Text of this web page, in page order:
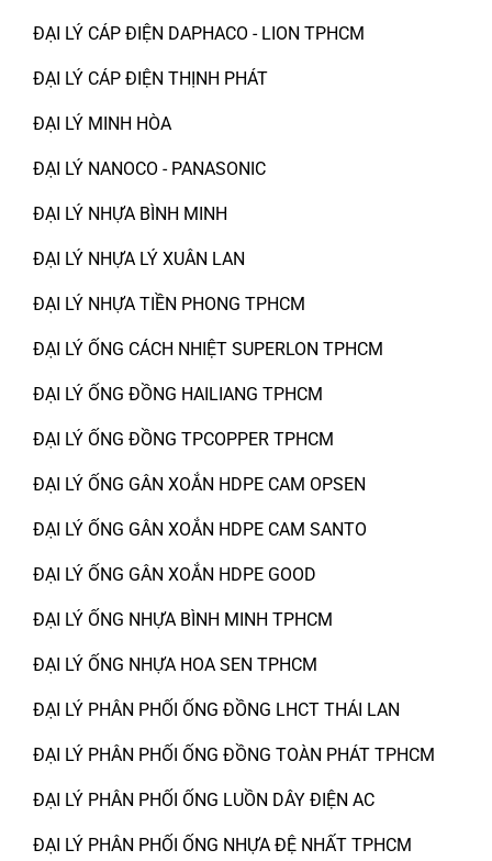
ĐẠI LÝ CÁP ĐIỆN DAPHACO - LION TPHCM
ĐẠI LÝ CÁP ĐIỆN THỊNH PHÁT
ĐẠI LÝ MINH HÒA
ĐẠI LÝ NANOCO - PANASONIC
ĐẠI LÝ NHỰA BÌNH MINH
ĐẠI LÝ NHỰA LÝ XUÂN LAN
ĐẠI LÝ NHỰA TIỀN PHONG TPHCM
ĐẠI LÝ ỐNG CÁCH NHIỆT SUPERLON TPHCM
ĐẠI LÝ ỐNG ĐỒNG HAILIANG TPHCM
ĐẠI LÝ ỐNG ĐỒNG TPCOPPER TPHCM
ĐẠI LÝ ỐNG GÂN XOẮN HDPE CAM OPSEN
ĐẠI LÝ ỐNG GÂN XOẮN HDPE CAM SANTO
ĐẠI LÝ ỐNG GÂN XOẮN HDPE GOOD
ĐẠI LÝ ỐNG NHỰA BÌNH MINH TPHCM
ĐẠI LÝ ỐNG NHỰA HOA SEN TPHCM
ĐẠI LÝ PHÂN PHỐI ỐNG ĐỒNG LHCT THÁI LAN
ĐẠI LÝ PHÂN PHỐI ỐNG ĐỒNG TOÀN PHÁT TPHCM
ĐẠI LÝ PHÂN PHỐI ỐNG LUỒN DÂY ĐIỆN AC
ĐẠI LÝ PHÂN PHỐI ỐNG NHỰA ĐỆ NHẤT TPHCM